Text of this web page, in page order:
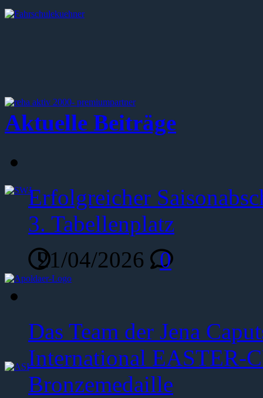
Aktuelle Beiträge
Erfolgreicher
3. Tabellenplatz
21/04/2026
0
Das Team der Jena
International EASTER-
Bronzemedaille